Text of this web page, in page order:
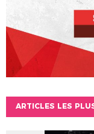
ARTICLES LES